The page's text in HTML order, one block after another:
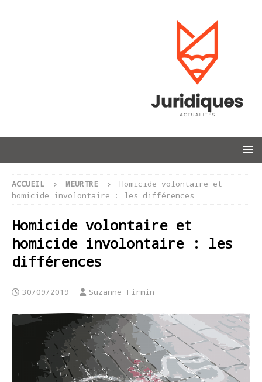
ACCUEIL MEURTRE
Homicide volontaire et
homicide involontaire : les différences
Homicide volontaire et
homicide involontaire : les
différences
30/09/2019 Suzanne Firmin